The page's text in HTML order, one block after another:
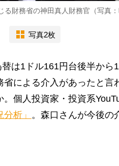
財務省の神田真人財務官（写真：
写真2枚
は1ドル161円台後半から
省による介入があったと言
個人投資家・投資系
析」 。森口さんが今後の